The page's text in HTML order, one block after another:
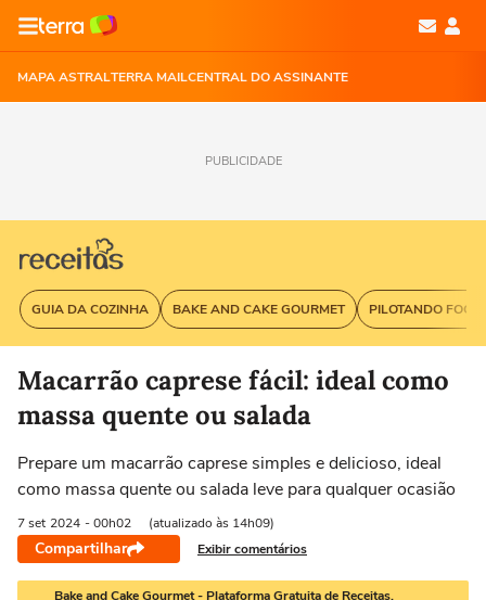
MAPA ASTRALTERRA MAILCENTRAL DO ASSINANTE
PUBLICIDADE
GUIA DA COZINHA BAKE AND CAKE GOURMET PILOTANDO
Macarrão caprese fácil: ideal como
massa quente ou salada
Prepare um macarrão caprese simples e delicioso, ideal
como massa quente ou salada leve para qualquer ocasião
7 set 2024 - 00h02 (atualizado às 14h09)
Compartilhar Exibir comentários
Bake and Cake Gourmet - Plataforma Gratuita de Receitas,